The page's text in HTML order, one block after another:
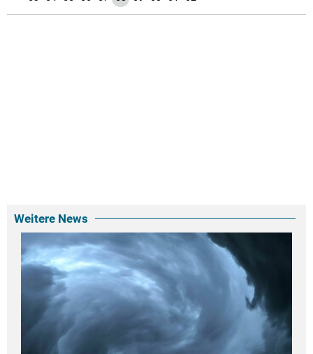
Weitere News